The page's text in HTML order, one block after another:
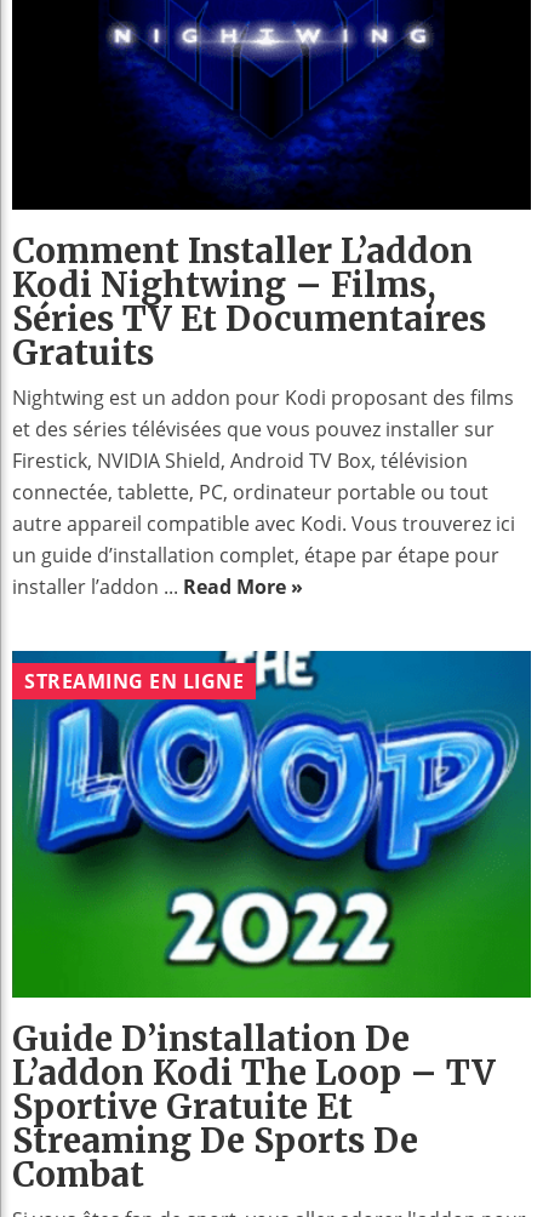
Comment Installer L’addon
Kodi Nightwing – Films,
Séries TV Et Documentaires
Gratuits
Nightwing est un addon pour Kodi proposant des films
et des séries télévisées que vous pouvez installer sur
Firestick, NVIDIA Shield, Android TV Box, télévision
connectée, tablette, PC, ordinateur portable ou tout
autre appareil compatible avec Kodi. Vous trouverez ici
un guide d’installation complet, étape par étape pour
installer l’addon ... Read More »
STREAMING EN LIGNE
Guide D’installation De
L’addon Kodi The Loop – TV
Sportive Gratuite Et
Streaming De Sports De
Combat